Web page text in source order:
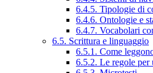
6.4.5. Tipologie di
6.4.6. Ontologie e
6.4.7. Vocabolari
6.5. Scrittura e linguaggio
6.5.1. Come
6.5.2. Le regole per